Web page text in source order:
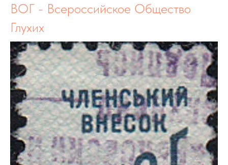
ВОГ - Всероссийское Общество
Глухих